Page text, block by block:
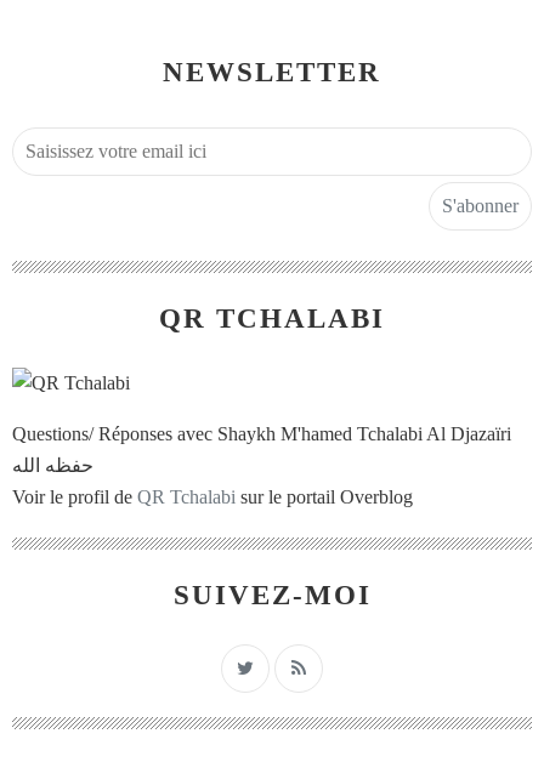
NEWSLETTER
QR TCHALABI
Questions/ Réponses avec Shaykh M'hamed Tchalabi Al Djazaïri
حفظه الله
Voir le profil de QR Tchalabi sur le portail Overblog
SUIVEZ-MOI